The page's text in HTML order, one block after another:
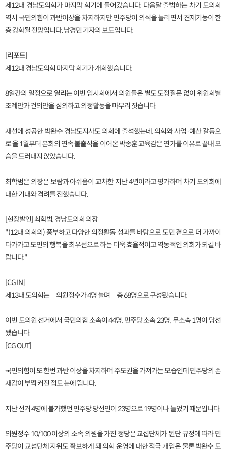
제12대 경남도의회가 마지막 회기에 들어갔습니다. 다음달 출범하는 차기 도의회
역시 국민의힘이 과반이상을 차지하지만 민주당이 의석을 늘리면서 견제기능이 한
층 강화될 전망입니다. 남경민 기자의 보도입니다.
[리포트]
제12대 경남도의회 마지막 회기가 개회했습니다.
8일간의 일정으로 열리는 이번 임시회에서 의원들은 별도 도정질문 없이 위원회별
조례안과 건의안을 심의하고 의정활동을 마무리 짓습니다.
재선에 성공한 박완수 경남도지사도 의회에 출석했는데, 의회와 사업·예산 갈등으
로 올 1월부터 본회의 연속 불출석을 이어온 박종훈 교육감은 연가를 이유로 끝내 모
습을 드러내지 않았습니다.
최학범은 의장은 보람과 아쉬움이 교차한 지난 4년이라고 평가하며 차기 도의회에
대한 기대와 격려를 전했습니다.
[현장발언] 최학범, 경남도의회 의장
"(12대 의회의) 풍부하고 다양한 의정활동 성과를 바탕으로 도민 곁으로 더 가까이
다가가고 도민의 행복을 최우선으로 하는 더욱 효율적이고 역동적인 의회가 되길 바
랍니다."
[CG IN]
제13대 도의회는 의원정수가 4명 늘며 총 68명으로 구성됐습니다.
이번 도의원 선거에서 국민의힘 소속이 44명, 민주당 소속 23명, 무소속 1명이 당선
됐습니다.
[CG OUT]
국민의힘이 또 한번 과반 이상을 차지하며 주도권을 가져가는 모습인데 민주당의 존
재감이 부쩍 커진 점도 눈에 띕니다.
지난 선거 4명에 불가했던 민주당 당선인이 23명으로 19명이나 늘었기 때문입니다.
의원정수 10/100 이상의 소속 의원을 가진 정당은 교섭단체가 된단 규정에 따라 민
주당이 교섭단체 지위도 확보하게 돼 의회 운영에 대한 적극 개입은 물론 박완수 도